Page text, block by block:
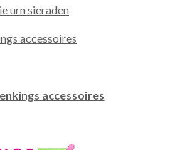
urn sieraden
accessoires
accessoires